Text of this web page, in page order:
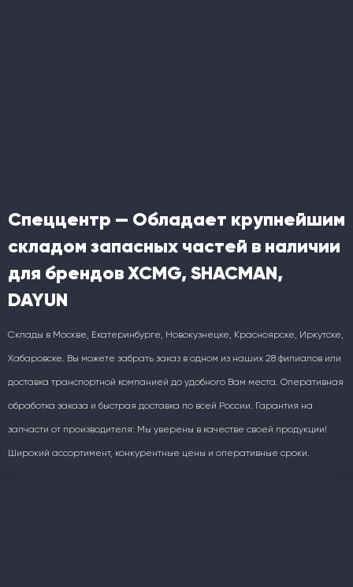
Спеццентр — Обладает крупнейшим
складом запасных частей в наличии
для брендов XCMG, SHACMAN,
DAYUN
Склады в Москве, Екатеринбурге, Новокузнецке, Красноярске, Иркутске,
Хабаровске. Вы можете забрать заказ в одном из наших 28 филиалов или
доставка транспортной компанией до удобного Вам места. Оперативная
обработка заказа и быстрая доставка по всей России. Гарантия на
запчасти от производителя: Мы уверены в качестве своей продукции!
Широкий ассортимент, конкурентные цены и оперативные сроки.